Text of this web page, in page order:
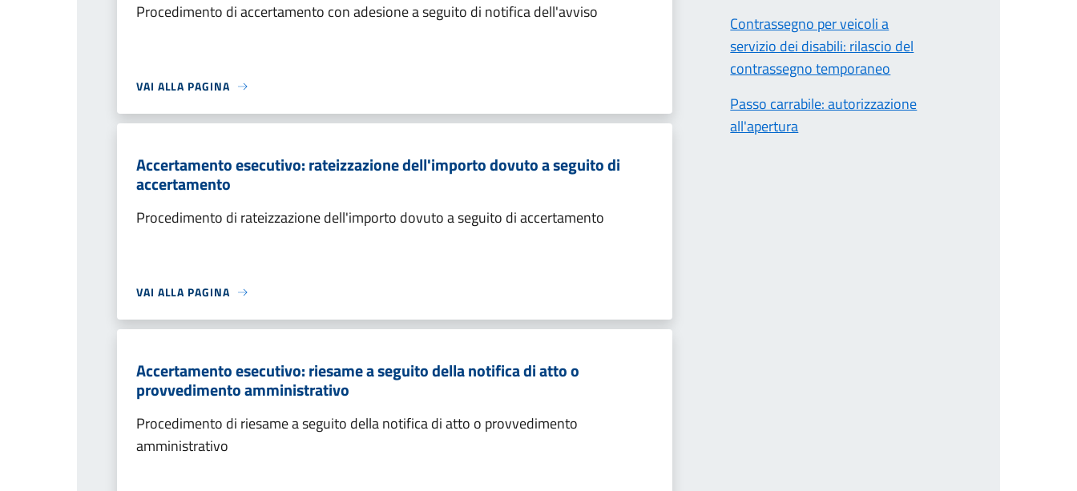
Procedimento di accertamento con adesione a seguito di notifica dell'avviso
VAI ALLA PAGINA
Accertamento esecutivo: rateizzazione dell'importo dovuto a seguito di
accertamento
Procedimento di rateizzazione dell'importo dovuto a seguito di accertamento
VAI ALLA PAGINA
Accertamento esecutivo: riesame a seguito della notifica di atto o
provvedimento amministrativo
Procedimento di riesame a seguito della notifica di atto o provvedimento
amministrativo
Contrassegno per veicoli a
servizio dei disabili: rilascio del
contrassegno temporaneo
Passo carrabile: autorizzazione
all'apertura